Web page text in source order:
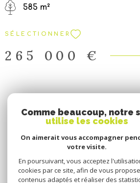
585 m²
SÉLECTIONNER
265 000 €
SE
ESPACE
Comme beaucoup, notre
utilise les cookies
On aimerait vous accompagner
votre visite.
En poursuivant, vous acceptez
cookies par ce site, afin de vous
contenus adaptés et réaliser des